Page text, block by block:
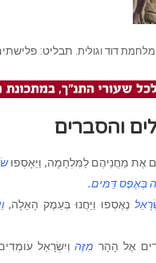
דוד וגולית. תבליט:
והסברים
אֶת מַחֲנֵיהֶם לַמִּלְחָמָה, וַיֵּאָסְפוּ
בְּאֶפֶס דַּמִּים.
נֶאֶסְפוּ וַיַּחֲנוּ בְּעֵמֶק הָאֵלָה,
אֶל הָהָר מִזֶּה וְיִשְׂרָאֵל